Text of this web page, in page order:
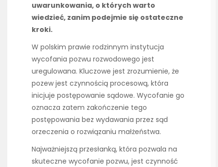
uwarunkowania, o których warto
wiedzieć, zanim podejmie się ostateczne
kroki.
W polskim prawie rodzinnym instytucja
wycofania pozwu rozwodowego jest
uregulowana. Kluczowe jest zrozumienie, że
pozew jest czynnością procesową, która
inicjuje postępowanie sądowe. Wycofanie go
oznacza zatem zakończenie tego
postępowania bez wydawania przez sąd
orzeczenia o rozwiązaniu małżeństwa.
Najważniejszą przesłanką, która pozwala na
skuteczne wycofanie pozwu, jest czynność